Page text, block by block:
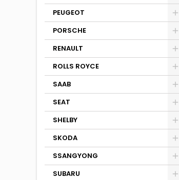
PEUGEOT
PORSCHE
RENAULT
ROLLS ROYCE
SAAB
SEAT
SHELBY
SKODA
SSANGYONG
SUBARU